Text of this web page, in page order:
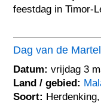
feestdag in Timor-
Dag van de
Datum: vrijdag 3
Land / gebied:
Soort: